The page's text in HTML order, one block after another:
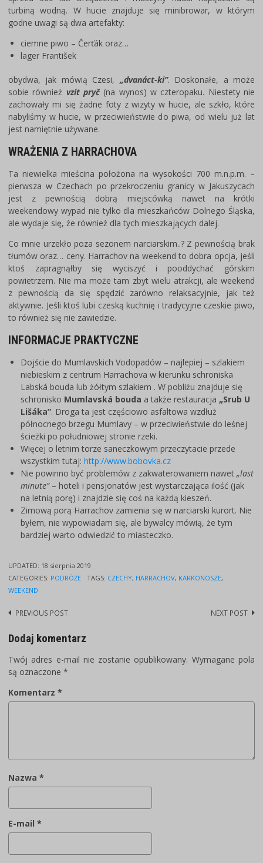
turbiną wodną. W hucie znajduje się minibrowar, w którym
godne uwagi są dwa artefakty:
ciemne piwo – Čerťák oraz…
lager František
obydwa, jak mówią Czesi, „dvanáct-ki”. Doskonałe, a może
sobie również vzít pryč(na wynos) w czteropaku. Niestety nie
zachowały mi się żadne foty z wizyty w hucie, ale szkło, które
nabyliśmy w hucie, w przeciwieństwie do piwa, od wielu już lat
jest namiętnie używane.
WRAŻENIA Z HARRACHOVA
Ta niewielka mieścina położona na wysokości 700 m.n.p.m. –
pierwsza w Czechach po przekroczeniu granicy w Jakuszycach
jest z pewnością dobrą miejscówką nawet na krótki
weekendowy wypad nie tylko dla mieszkańców Dolnego Śląska,
ale wydaje się, że również dla tych mieszkających dalej.
Co mnie urzekło poza sezonem narciarskim..? Z pewnością brak
tłumów oraz… ceny. Harrachov na weekend to dobra opcja, jeśli
ktoś zapragnąłby się wyciszyć i pooddychać górskim
powietrzem. Nie ma może tam zbyt wielu atrakcji, ale weekend
z pewnością da się spędzić zarówno relaksacyjnie, jak też
aktywnie. Jeśli ktoś lubi czeską kuchnię i tradycyjne czeskie piwo,
to również się nie zawiedzie.
INFORMACJE PRAKTYCZNE
Dojście do Mumlavskich Vodopadów – najlepiej – szlakiem
niebieskim z centrum Harrachova w kierunku schroniska
Labská bouda lub żółtym szlakiem . W pobliżu znajduje się
schronisko Mumlavská bouda a także restauracja „Srub U
Lišáka”. Droga ta jest częściowo asfaltowa wzdłuż
północnego brzegu Mumlavy – w przeciwieństwie do leśnej
ścieżki po południowej stronie rzeki.
Więcej o letnim torze saneczkowym przeczytacie przede
wszystkim tutaj:http://www.bobovka.cz
Nie powinno być problemów z zakwaterowaniem nawet„last
minute”– hoteli i pensjonatów jest wystarczająca ilość (jak
na letnią porę) i znajdzie się coś na każdą kieszeń.
Zimową porą Harrachov zamienia się w narciarski kurort. Nie
byłem, nie wypowiadam się, ale bywalcy mówią, że tym
bardziej warto odwiedzić to miasteczko.
UPDATED: 18 sierpnia 2019
CATEGORIES: PODRÓŻE TAGS: CZECHY, HARRACHOV, KARKONOSZE,
WEEKEND
Post
navigation
PREVIOUS POST NEXT POST
Dodaj komentarz
Twój adres e-mail nie zostanie opublikowany. Wymagane pola
są oznaczone*
Komentarz*
Nazwa*
E-mail*